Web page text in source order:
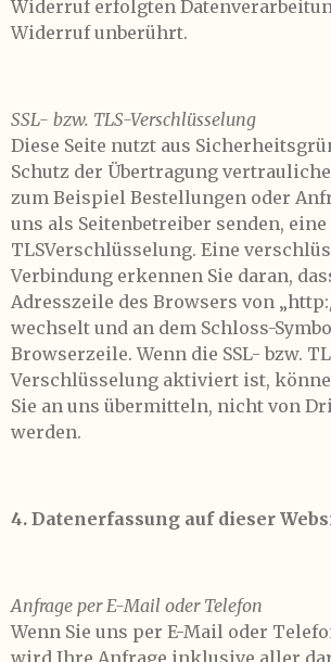
Widerruf erfolgten
Widerruf unberührt.
SSL- bzw. TLS-Verschlüsselung
Diese Seite nutzt aus
Schutz der Übertragung
zum Beispiel Bestellungen oder
uns als Seitenbetreiber senden, eine
TLSVerschlüsselung. Eine
Verbindung erkennen Sie daran,
Adresszeile des Browsers von
wechselt und an dem Schloss-
Browserzeile. Wenn die SSL- bzw.
Verschlüsselung aktiviert ist,
Sie an uns übermitteln, nicht von
werden.
4. Datenerfassung auf dieser
Anfrage per E-Mail oder Telefon
Wenn Sie uns per E-Mail oder
wird Ihre Anfrage inklusive aller